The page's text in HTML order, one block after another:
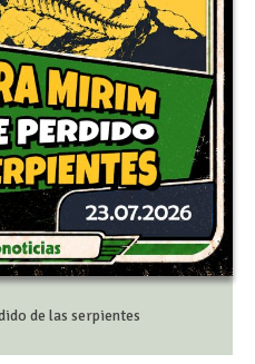
de las serpientes